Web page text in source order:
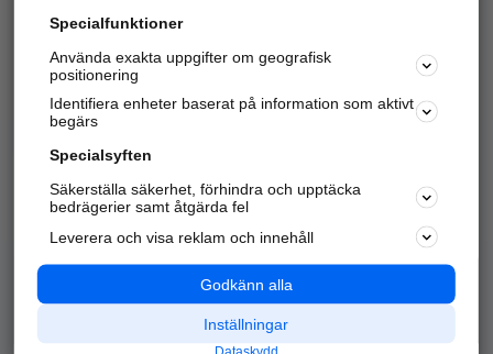
Kom igång och annonsera mot
samarbetspartners nära dig.
Alla kategorier
Populära sökningar
API & Kartor
Annonsera
Integritet
Nödnummer
Specialfunktioner
Använda exakta uppgifter om geografisk
positionering
Identifiera enheter baserat på information som aktivt
begärs
Specialsyften
Säkerställa säkerhet, förhindra och upptäcka
bedrägerier samt åtgärda fel
Leverera och visa reklam och innehåll
Godkänn alla
Inställningar
Dataskydd